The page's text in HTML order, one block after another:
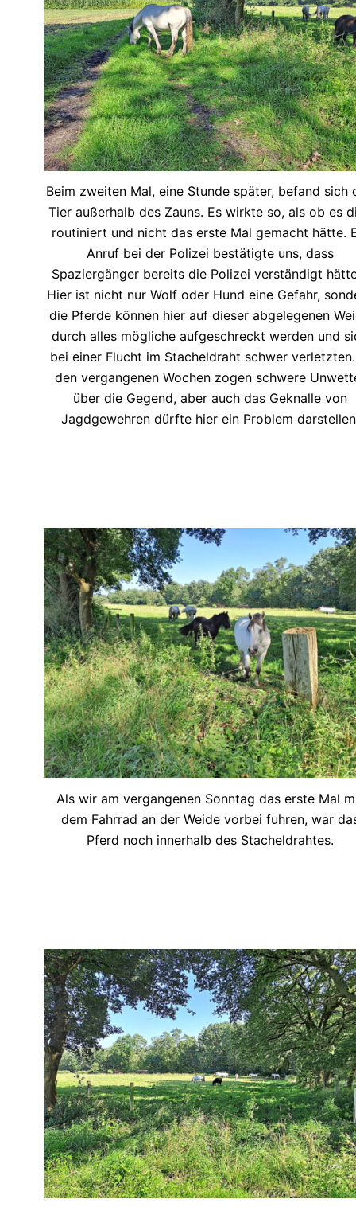
Beim zweiten Mal, eine Stunde später, befand sich
Tier außerhalb des Zauns. Es wirkte so, als ob es
routiniert und nicht das erste Mal gemacht hätte.
Anruf bei der Polizei bestätigte uns, dass
Spaziergänger bereits die Polizei verständigt
Hier ist nicht nur Wolf oder Hund eine Gefahr,
die Pferde können hier auf dieser abgelegenen
durch alles mögliche aufgeschreckt werden und
bei einer Flucht im Stacheldraht schwer
den vergangenen Wochen zogen schwere
über die Gegend, aber auch das Geknalle von
Jagdgewehren dürfte hier ein Problem
Als wir am vergangenen Sonntag das erste Mal
dem Fahrrad an der Weide vorbei fuhren, war
Pferd noch innerhalb des Stacheldrahtes.